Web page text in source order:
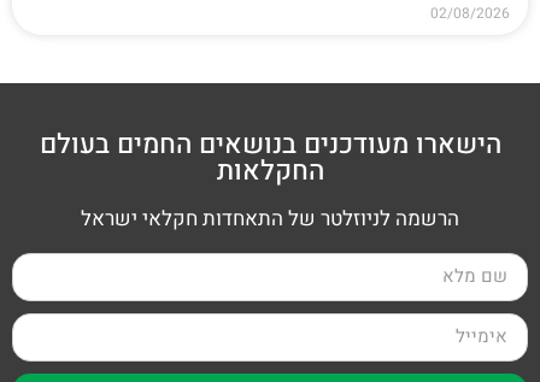
02/08/2026
הישארו מעודכנים בנושאים החמים בעולם
החקלאות
הרשמה לניוזלטר של התאחדות חקלאי ישראל